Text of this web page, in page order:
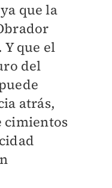
que la
que el
del
atrás,
cimientos